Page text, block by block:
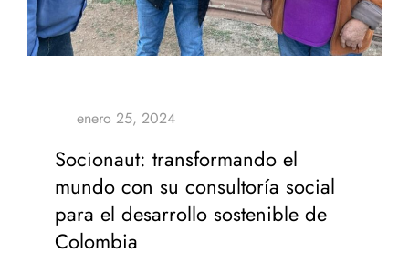
Socionaut: transformando el
mundo con su consultoría social
para el desarrollo sostenible de
Colombia